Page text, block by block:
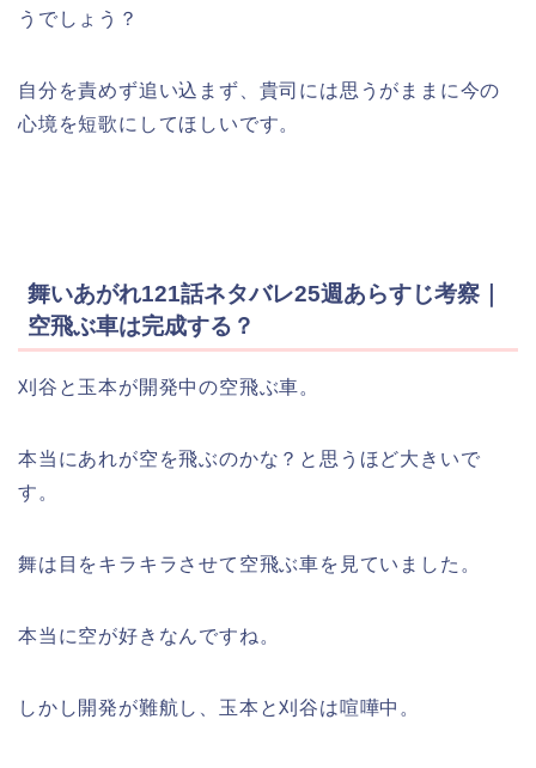
うでしょう？
自分を責めず追い込まず、貴司には思うがままに今の
心境を短歌にしてほしいです。
舞いあがれ121話ネタバレ25週あらすじ考察｜
空飛ぶ車は完成する？
刈谷と玉本が開発中の空飛ぶ車。
本当にあれが空を飛ぶのかな？と思うほど大きいで
す。
舞は目をキラキラさせて空飛ぶ車を見ていました。
本当に空が好きなんですね。
しかし開発が難航し、玉本と刈谷は喧嘩中。